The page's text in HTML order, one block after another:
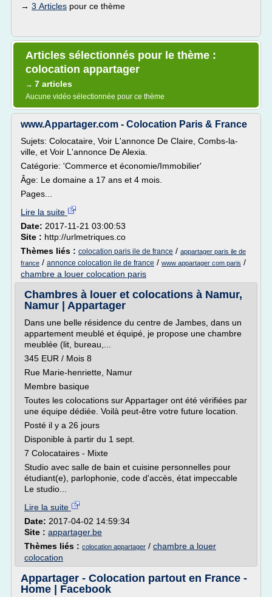
→ 3 Articles pour ce thème
Articles sélectionnés pour le thème :
colocation appartager
→ 7 articles
Aucune vidéo sélectionnée pour ce thème
www.Appartager.com - Colocation Paris & France
Sujets: Colocataire, Voir L'annonce De Claire, Combs-la-
ville, et Voir L'annonce De Alexia.
Catégorie: 'Commerce et économie/Immobilier'
Âge: Le domaine a 17 ans et 4 mois.
Pages...
Lire la suite
Date: 2017-11-21 03:00:53
Site : http://urlmetriques.co
Thèmes liés : colocation paris ile de france / appartager paris ile de
france / annonce colocation ile de france / www appartager com paris /
chambre a louer colocation paris
Chambres à louer et colocations à Namur,
Namur | Appartager
Dans une belle résidence du centre de Jambes, dans un
appartement meublé et équipé, je propose une chambre
meublée (lit, bureau,...
345 EUR / Mois 8
Rue Marie-henriette, Namur
Membre basique
Toutes les colocations sur Appartager ont été vérifiées par
une équipe dédiée. Voilà peut-être votre future location.
Posté il y a 26 jours
Disponible à partir du 1 sept.
7 Colocataires - Mixte
Studio avec salle de bain et cuisine personnelles pour
étudiant(e), parlophonie, code d'accès, état impeccable
Le studio...
Lire la suite
Date: 2017-04-02 14:59:34
Site : appartager.be
Thèmes liés : colocation appartager / chambre a louer
colocation
Appartager - Colocation partout en France -
Home | Facebook